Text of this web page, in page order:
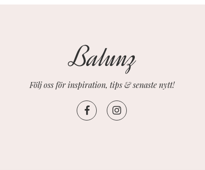
Följ oss för inspiration, tips & senaste nytt!